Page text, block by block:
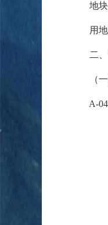
地块位
用地
二、"
（一
A-04-